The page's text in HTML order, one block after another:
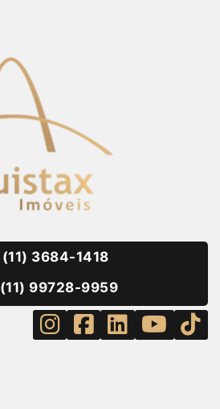
(11) 3684-1418
(11) 99728-9959